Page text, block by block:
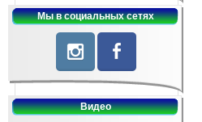
Мы в социальных сетях
Видео